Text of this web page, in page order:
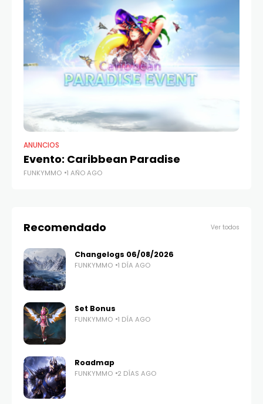
ANUNCIOS
Evento: Caribbean Paradise
FUNKYMMO 1 AÑO AGO
Recomendado Ver todos
Changelogs 06/08/2026
FUNKYMMO 1 DÍA AGO
Set Bonus
FUNKYMMO 1 DÍA AGO
Roadmap
FUNKYMMO 2 DÍAS AGO